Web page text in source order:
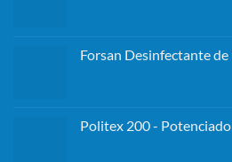
Forsan Desinfectante
Politex 200 -